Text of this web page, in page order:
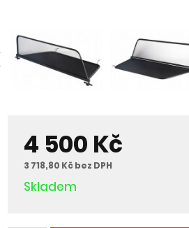
4 500 Kč
3 718,80 Kč bez DPH
Skladem